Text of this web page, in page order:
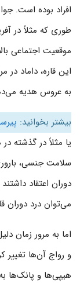
افراد بوده است.
طوری که مثلاً در
موقعیت اجتماعی
این قاره، داماد
به عروس هدیه
بیشتر بخوانید:
یا مثلاً در گذشته
سلامت جنسی،
دوران اعتقاد
می‌توان درد دوران
اما به مرور زمان
و رواج آن‌ها تغییر
هیپی‌ها و پانک‌ها